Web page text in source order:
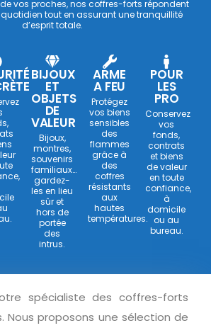
vos proches, nos coffres-forts répondent
tout en assurant une tranquillité
d’esprit totale.
BIJOUX
ET
OBJETS
DE
VALEUR
Bijoux,
montres,
souvenirs
familiaux…
gardez-
les en lieu
sûr et
hors de
portée
des
intrus.
ARME
A FEU
Protégez
vos biens
sensibles
des
flammes
grâce à
des
coffres
résistants
aux
hautes
températures.
POUR
LES
PRO
Conservez
vos
fonds,
contrats
et biens
de valeur
en toute
confiance,
à
domicile
ou au
bureau.
votre spécialiste des coffres-forts
Nous proposons une sélection de